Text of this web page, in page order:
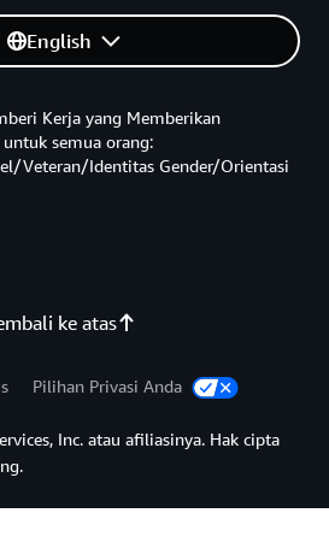
English
ke atas
Kerja yang Memberikan
semua orang:
Veteran/Identitas Gender/Orientasi
Pilihan Privasi Anda
Inc. atau afiliasinya. Hak cipta